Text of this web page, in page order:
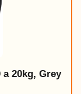
20kg, Grey